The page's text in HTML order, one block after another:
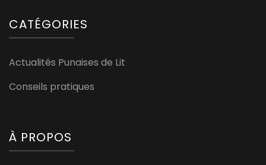
CATÉGORIES
Actualités Punaises de Lit
Conseils pratiques
À PROPOS